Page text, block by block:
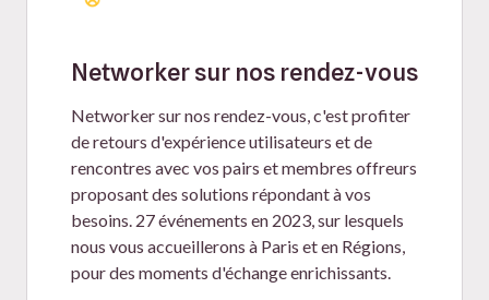
Networker sur nos rendez-vous
Networker sur nos rendez-vous, c'est profiter
de retours d'expérience utilisateurs et de
rencontres avec vos pairs et membres offreurs
proposant des solutions répondant à vos
besoins. 27 événements en 2023, sur lesquels
nous vous accueillerons à Paris et en Régions,
pour des moments d'échange enrichissants.